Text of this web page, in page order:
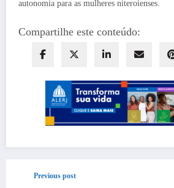
autonomia para as mulheres niteroienses.
Compartilhe este conteúdo:
Previous post